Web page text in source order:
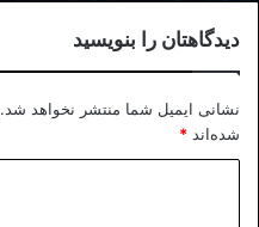
دیدگاهتان را بنویسید
نشانی ایمیل شما منتشر نخواهد شد.
شده‌اند *